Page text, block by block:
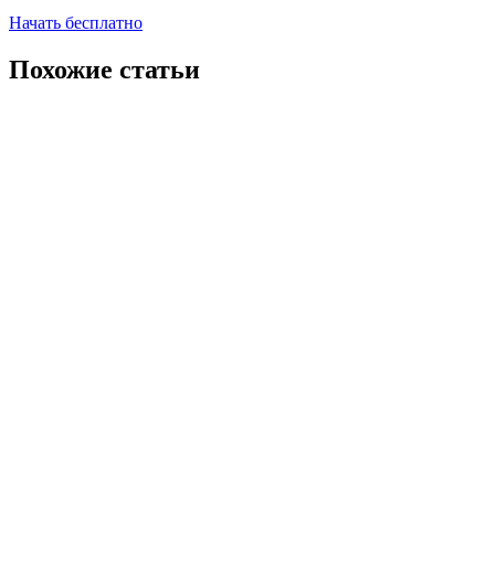
Начать бесплатно
Похожие статьи